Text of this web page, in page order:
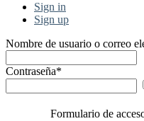
Sign in
Sign up
Nombre de usuario o correo
Contraseña*
Formulario de